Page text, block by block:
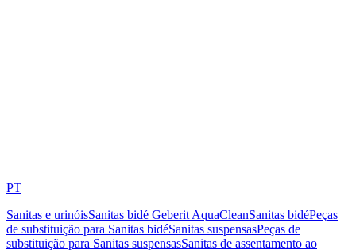
PT
Sanitas e urinóisSanitas bidé Geberit AquaCleanSanitas bidéPeças
de substituição para Sanitas bidéSanitas suspensasPeças de
substituição para Sanitas suspensasSanitas de assentamento ao